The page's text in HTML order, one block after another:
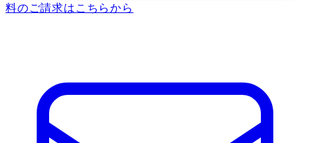
料のご請求はこちらから